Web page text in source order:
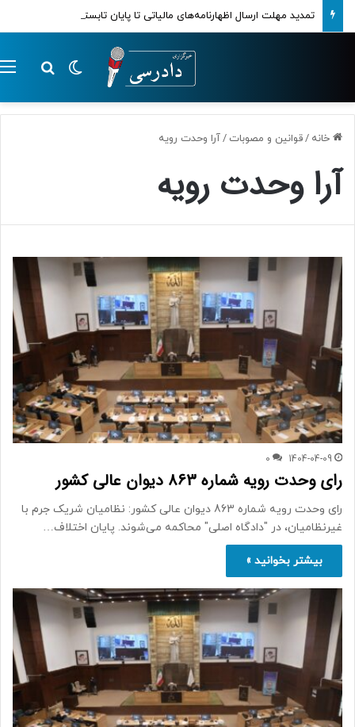
تمدید مهلت ارسال اظهارنامه‌های مالیاتی تا پایان تابستان 1405
تغییر پوسته
خانه /قوانین و مصوبات /آرا وحدت رویه
آرا وحدت رویه
1404-04-09
0
رای وحدت رویه شماره 863 دیوان عالی کشور
رای وحدت رویه شماره 863 دیوان عالی کشور: نظامیان شریک جرم با
غیرنظامیان، در "دادگاه اصلی" محاکمه می‌شوند. پایان اختلاف…
بیشتر بخوانید »